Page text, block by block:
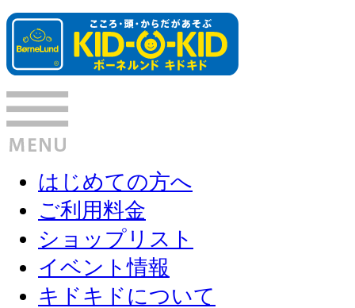
はじめての方へ
ご利用料金
ショップリスト
イベント情報
キドキドについて